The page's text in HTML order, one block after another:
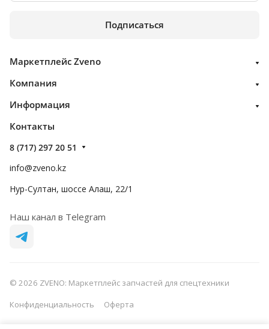
Подписаться
Маркетплейс Zveno
Компания
Информация
Контакты
8 (717) 297 20 51
info@zveno.kz
Нур-Султан, шоссе Алаш, 22/1
Наш канал в Telegram
© 2026 ZVENO: Маркетплейс запчастей для спецтехники
Конфиденциальность
Оферта